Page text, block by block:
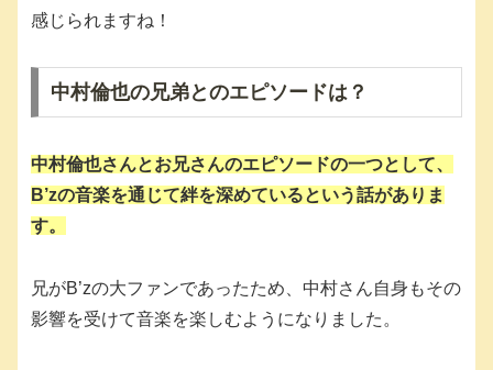
感じられますね！
中村倫也の兄弟とのエピソードは？
中村倫也さんとお兄さんのエピソードの一つとして、
B’zの音楽を通じて絆を深めているという話がありま
す。
兄がB’zの大ファンであったため、中村さん自身もその
影響を受けて音楽を楽しむようになりました。